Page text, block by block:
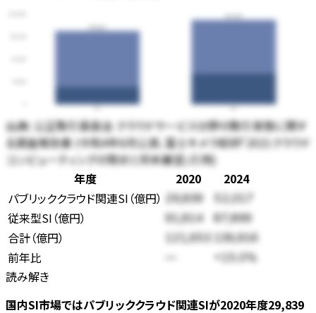
20
139,916
24
出典:公正取引委員会 クラウドサービス分野の取引実態に関す
る調査報告書 (令和4年6月公表、富士キメラ総研「2021クラウド
コンピューティングの現状と将来展望」引用)
年度
2020
2024
パブリッククラウド関連SI （億円） 29,839 52,017
従来型SI （億円） 91,814 87,899
合計（億円） 121,653 139,916
前年比 +15.0%
読み解き
国内SI市場ではパブリッククラウド関連SIが2020年度29,839